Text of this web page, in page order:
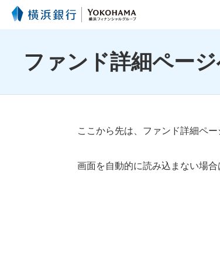
ファンド詳細ペー
ここから先は、ファンド詳細ペー
画面を自動的に読み込まない場